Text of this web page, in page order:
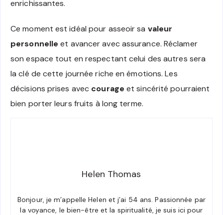
enrichissantes.
Ce moment est idéal pour asseoir sa valeur
personnelle et avancer avec assurance. Réclamer
son espace tout en respectant celui des autres sera
la clé de cette journée riche en émotions. Les
décisions prises avec courage et sincérité pourraient
bien porter leurs fruits à long terme.
Helen Thomas
Bonjour, je m’appelle Helen et j’ai 54 ans. Passionnée par
la voyance, le bien-être et la spiritualité, je suis ici pour